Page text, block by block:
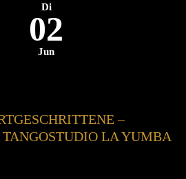
Di
02
Jun
–
LA YUMBA